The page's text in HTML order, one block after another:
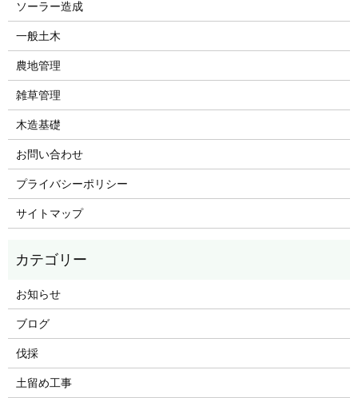
ソーラー造成
一般土木
農地管理
雑草管理
木造基礎
お問い合わせ
プライバシーポリシー
サイトマップ
お知らせ
ブログ
伐採
土留め工事